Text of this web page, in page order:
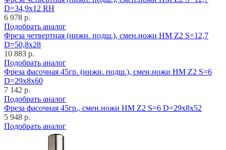
D=34,9x12 RH
6 978 р.
Подобрать аналог
Фреза четвертная (нижн. подш.), смен.ножи HM Z2 S=12,7
D=50,8x28
10 883 р.
Подобрать аналог
Фреза фасочная 45гр. (нижн. подш.), смен.ножи HM Z2 S=6
D=29x8x60
7 142 р.
Подобрать аналог
Фреза фасочная 45гр., смен.ножи HM Z2 S=6 D=29x8x52
5 948 р.
Подобрать аналог